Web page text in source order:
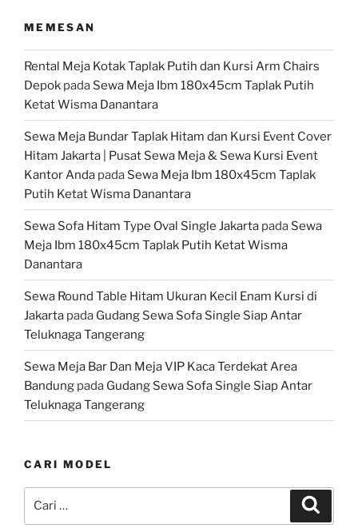
MEMESAN
Rental Meja Kotak Taplak Putih dan Kursi Arm Chairs
Depok pada Sewa Meja Ibm 180x45cm Taplak Putih
Ketat Wisma Danantara
Sewa Meja Bundar Taplak Hitam dan Kursi Event Cover
Hitam Jakarta | Pusat Sewa Meja & Sewa Kursi Event
Kantor Anda pada Sewa Meja Ibm 180x45cm Taplak
Putih Ketat Wisma Danantara
Sewa Sofa Hitam Type Oval Single Jakarta pada Sewa
Meja Ibm 180x45cm Taplak Putih Ketat Wisma
Danantara
Sewa Round Table Hitam Ukuran Kecil Enam Kursi di
Jakarta pada Gudang Sewa Sofa Single Siap Antar
Teluknaga Tangerang
Sewa Meja Bar Dan Meja VIP Kaca Terdekat Area
Bandung pada Gudang Sewa Sofa Single Siap Antar
Teluknaga Tangerang
CARI MODEL
untuk: